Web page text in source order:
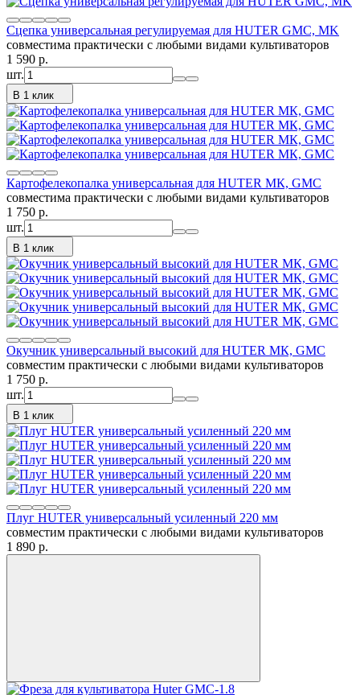
Сцепка универсальная регулируемая для HUTER GMC, MK
совместима практически с любыми видами культиваторов
1 590 p.
шт.
В 1 клик
Картофелекопалка универсальная для HUTER МК, GMC
совместима практически с любыми видами культиваторов
1 750 p.
шт.
В 1 клик
Окучник универсальный высокий для HUTER МК, GMC
совместим практически с любыми видами культиваторов
1 750 p.
шт.
В 1 клик
Плуг HUTER универсальный усиленный 220 мм
совместим практически с любыми видами культиваторов
1 890 p.